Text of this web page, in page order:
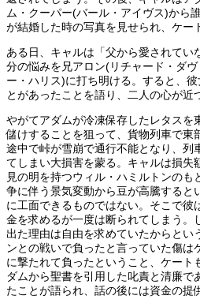
ム・クーパー(バール・アイヴス)から
が結婚した時の写真を見せられ、ケー
ある日、キャルは「父から愛されてい
分の悩みを兄アロン(リチャード・ダ
ー・ハリス)に打ち明ける。すると、
とがあったことを語り、二人の心が近
やがてアダムが冷凍保存したレタスを
儲けすることを狙って、貨物列車で東
途中で峠が雪崩で通行不能となり、列
てしまい大損害を蒙る。キャルは損失
見の明を持つウィル・ハミルトンの
争に伴う景気変動から豆が高騰すると
に工面できるものではない。そこで彼
金を求めるが一度は断られてしまう。
出た理由は自由を求めていたからとい
ンとの戦いで負ったと言っていた傷は
に撃たれて負ったということ、ケート
ダムから聖書を引用した叱責と清廉で
たことが語られ、話の後には資金の提